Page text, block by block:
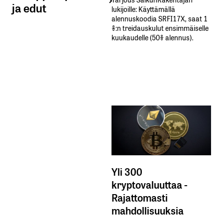
ja edut
lukijoille: Käyttämällä​ ​
alennuskoodia​ ​SRFI17X,​ ​saat​ ​1
%:n treidauskulut​ ​ensimmäiselle​ ​
kuukaudelle​ ​(50%​ ​alennus).
Yli 300
kryptovaluuttaa -
Rajattomasti
mahdollisuuksia